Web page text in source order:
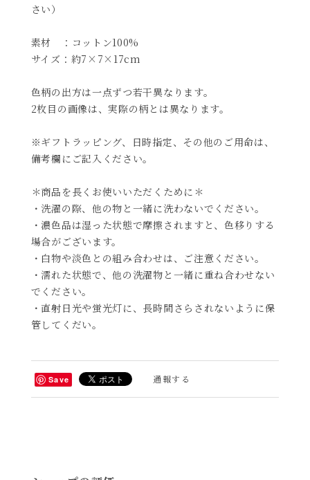
さい）
素材 ：コットン100%
サイズ：約7×7×17cm
色柄の出方は一点ずつ若干異なります。
2枚目の画像は、実際の柄とは異なります。
※ギフトラッピング、日時指定、その他のご用命は、
備考欄にご記入ください。
＊商品を長くお使いいただくために＊
・洗濯の際、他の物と一緒に洗わないでください。
・濃色品は湿った状態で摩擦されますと、色移りする
場合がございます。
・白物や淡色との組み合わせは、ご注意ください。
・濡れた状態で、他の洗濯物と一緒に重ね合わせない
でください。
・直射日光や蛍光灯に、長時間さらされないように保
管してくだい。
Save 通報する